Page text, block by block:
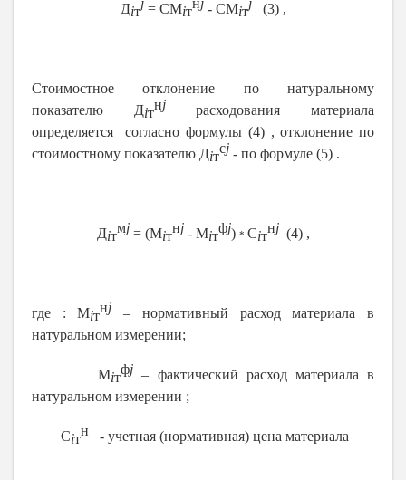
Дiт
j= СМiт
нj- СМiт
j(3) ,
Стоимостное отклонение по натуральному
показателю Дiт
нjрасходования материала
определяется согласно формулы (4) , отклонение по
стоимостному показателю Дiт
сj - по формуле (5) .
Дiт
мj= (Мiт
нj- Мiт
фj) * Сiт
нj(4) ,
где : Мiт
нj – нормативный расход материала в
натуральном измерении;
Мiт
фj – фактический расход материала в
натуральном измерении ;
Сiт
н - учетная (нормативная) цена материала